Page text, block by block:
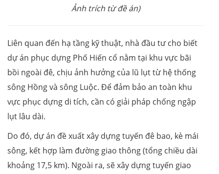
Ảnh trích từ đề án)
Liên quan đến hạ tầng kỹ thuật, nhà đầu tư cho biết
dự án phục dựng Phố Hiến cổ nằm tại khu vực bãi
bồi ngoài đê, chịu ảnh hưởng của lũ lụt từ hệ thống
sông Hồng và sông Luộc. Để đảm bảo an toàn khu
vực phục dựng di tích, cần có giải pháp chống ngập
lụt lâu dài.
Do đó, dự án đề xuất xây dựng tuyến đê bao, kè mái
sông, kết hợp làm đường giao thông (tổng chiều dài
khoảng 17,5 km). Ngoài ra, sẽ xây dựng tuyến giao